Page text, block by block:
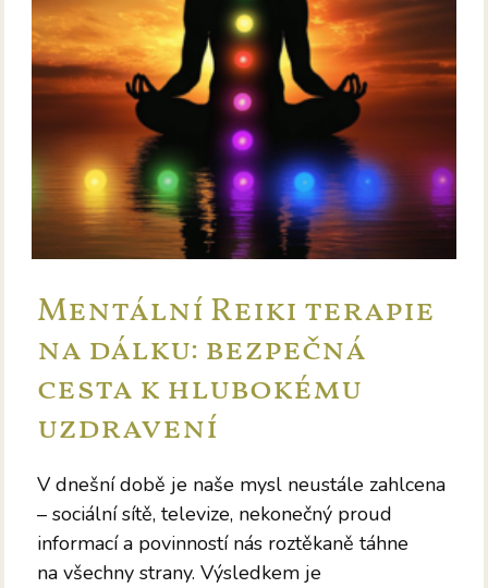
Mentální Reiki terapie
na dálku: bezpečná
cesta k hlubokému
uzdravení
V dnešní době je naše mysl neustále zahlcena
– sociální sítě, televize, nekonečný proud
informací a povinností nás roztěkaně táhne
na všechny strany. Výsledkem je